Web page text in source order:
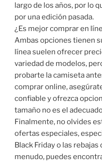
largo de los años, por lo
por una edición pasada.
¿Es mejor comprar en
Ambas opciones tienen
línea suelen ofrecer
variedad de modelos,
probarte la camiseta
comprar online,
confiable y ofrezca
tamaño no es el
Finalmente, no olvides
ofertas especiales,
Black Friday o las
menudo, puedes